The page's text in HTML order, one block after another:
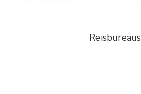
Reisbureaus